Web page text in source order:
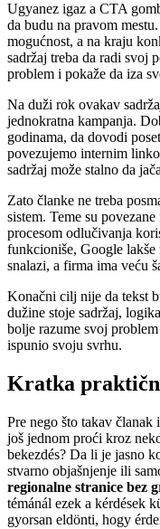
Ugyanez igaz a CTA
da budu na pravom
mogućnost, a na kraju
sadržaj treba da radi svoj
problem i pokaže da iza
Na duži rok ovakav
jednokratna kampanja.
godinama, da dovodi
povezujemo internim
sadržaj može stalno da
Zato članke ne treba
sistem. Teme su
procesom odlučivanja
funkcioniše, Google
snalazi, a firma ima veću
Konačni cilj nije da tekst
dužine stoje sadržaj,
bolje razume svoj
ispunio svoju svrhu.
Kratka
Pre nego što takav
još jednom proći kroz
bekezdés? Da li je jasno
stvarno objašnjenje ili
regionalne stranice bez
témánál ezek a kérdések
gyorsan eldönti, hogy